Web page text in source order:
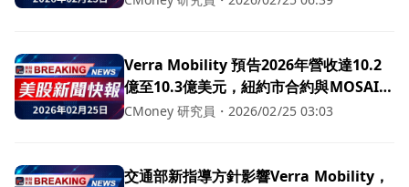
Verra Mobility 預告2026年營收達10.2
億至10.3億美元，紐約市合約與MOSAIC
投資重塑利潤展望！
CMoney 研究員 ・ 2026/02/25 03:03
交通部新指導方針影響Verra Mobility，